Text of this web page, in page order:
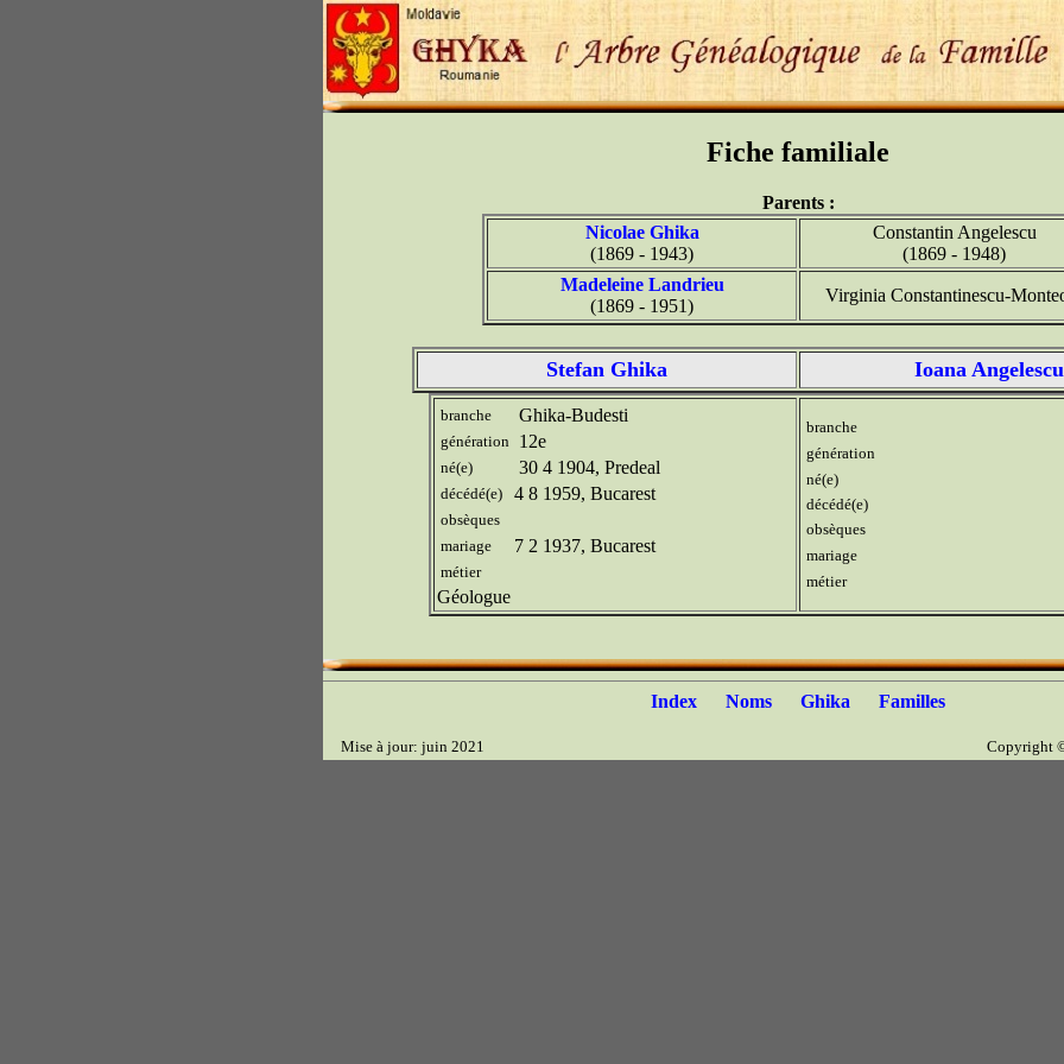
Fiche familiale
Parents :
Nicolae Ghika
(1869 - 1943)
Constantin Angelescu
(1869 - 1948)
Madeleine Landrieu
(1869 - 1951)
Virginia Constantinescu-
Stefan Ghika Ioana Angelescu
branche Ghika-Budesti
génération 12e
né(e) 30 4 1904, Predeal
décédé(e) 4 8 1959, Bucarest
obsèques
mariage
7 2 1937, Bucarest
métier
Géologue
branche
génération
né(e)
décédé(e)
obsèques
mariage
métier
Index Noms Ghika Familles
Mise à jour: juin 2021 Copyright